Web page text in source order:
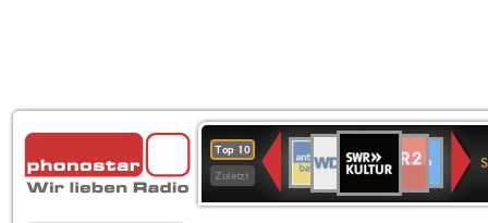
Top 10
Zuletzt
80er
90er
OLDIE
ANTENNE
SWR3
WDR
4
BR-
KLASSIK
Deutschlandfunk
Kultur
ANTENNE
BAYERN
2
Kultur2